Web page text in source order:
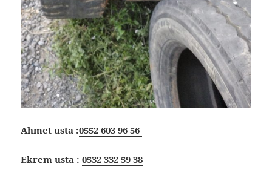
Ahmet usta :0552 603 96 56
Ekrem usta :0532 332 59 38